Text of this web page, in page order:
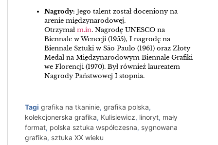
Nagrody: Jego talent został doceniony na
arenie międzynarodowej.
Otrzymał m.in. Nagrodę UNESCO na
Biennale w Wenecji (1955), I nagrodę na
Biennale Sztuki w São Paulo (1961) oraz Złoty
Medal na Międzynarodowym Biennale Grafiki
we Florencji (1970). Był również laureatem
Nagrody Państwowej I stopnia.
Tagi grafika na tkaninie, grafika polska,
kolekcjonerska grafika, Kulisiewicz, linoryt, mały
format, polska sztuka współczesna, sygnowana
grafika, sztuka XX wieku